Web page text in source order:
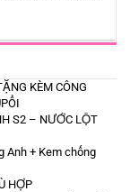
KÈM CÔNG
S2 – NƯỚC LỘT
Anh + Kem chống
HỢP